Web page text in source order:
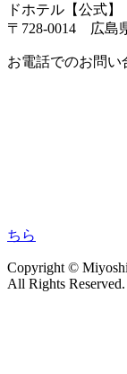
ドホテル【公式】
〒728-0014 広島
お電話でのお問い
ちら
Copyright ©
All Rights Reserved.